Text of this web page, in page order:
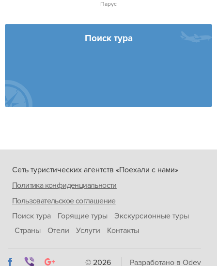
Парус
Поиск тура
Сеть туристических агентств «Поехали с нами»
Политика конфиденциальности
Пользовательское соглашение
Поиск тура
Горящие туры
Экскурсионные туры
Страны
Отели Услуги Контакты
© 2026 Разработано в Odev